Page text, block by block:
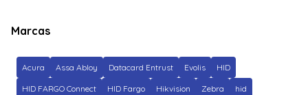
Marcas
Acura Assa Abloy Datacard Entrust Evolis HID
HID FARGO Connect HID Fargo Hikvision Zebra hid